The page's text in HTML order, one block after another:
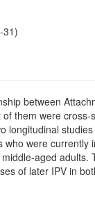
31)
between
them were
longitudinal
were
aged
of later IPV in